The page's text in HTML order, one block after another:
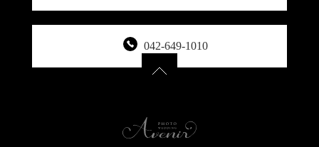
042-649-1010